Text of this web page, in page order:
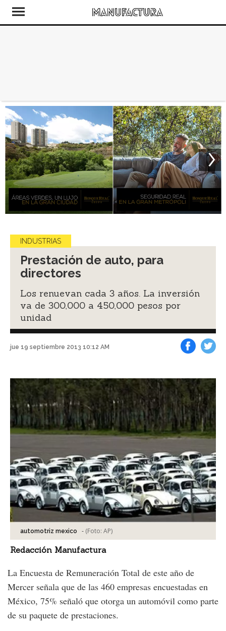
INDUSTRIAS
Prestación de auto, para
directores
Los renuevan cada 3 años. La inversión
va de 300,000 a 450,000 pesos por
unidad
jue 19 septiembre 2013 10:12 AM
automotriz mexico - (Foto: AP)
Redacción Manufactura
La Encuesta de Remuneración Total de este año de
Mercer señala que de las 460 empresas encuestadas en
México, 75% señaló que otorga un automóvil como parte
de su paquete de prestaciones.